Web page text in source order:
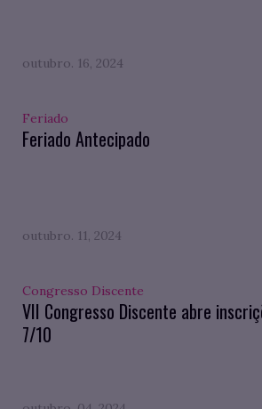
outubro. 16, 2024
Feriado
Feriado Antecipado
outubro. 11, 2024
Congresso Discente
VII Congresso Discente abre
7/10